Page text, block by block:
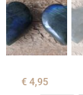
€ 4,95